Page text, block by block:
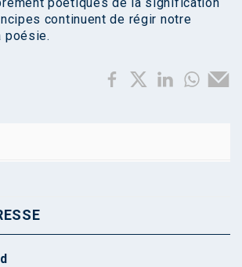
continuent de régir notre
poésie.